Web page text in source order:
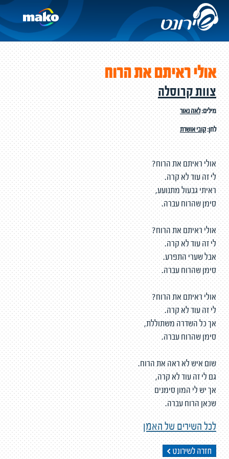
אולי ראיתם את הרוח
צוות קרוסלה
מילים:לאה נאור
לחן:קובי אושרת
אולי ראיתם את הרוח?
לי זה עוד לא קרה.
ראיתי גבעול מתנועע,
סימן שהרוח עברה.
אולי ראיתם את הרוח?
לי זה עוד לא קרה.
אבל שערי התפרע.
סימן שהרוח עברה.
אולי ראיתם את הרוח?
לי זה עוד לא קרה.
אך כל השדרה משתוללת,
סימן שהרוח עברה.
שום איש לא ראה את הרוח.
גם לי זה עוד לא קרה,
אך יש לי המון סימנים
שכאן הרוח עברה.
לכל השירים של האמן